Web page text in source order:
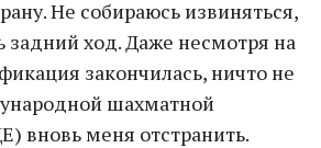
Не собираюсь извиняться,
задний ход. Даже несмотря на
закончилась, ничто не
шахматной
вновь меня отстранить.